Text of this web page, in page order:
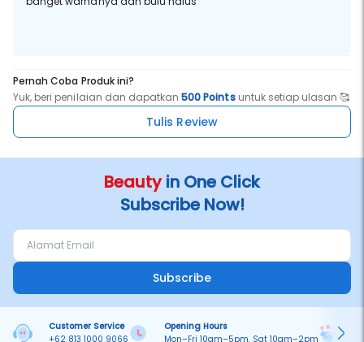
Pernah Coba Produk ini?
Yuk, beri penilaian dan dapatkan500 Pointsuntuk setiap ulasan 🥰
Tulis Review
Beautyin One Click
Subscribe Now!
Subscribe
Customer Service
+62 813 1000 9066
Opening Hours
Mon–Fri 10am–5pm, Sat 10am–2pm